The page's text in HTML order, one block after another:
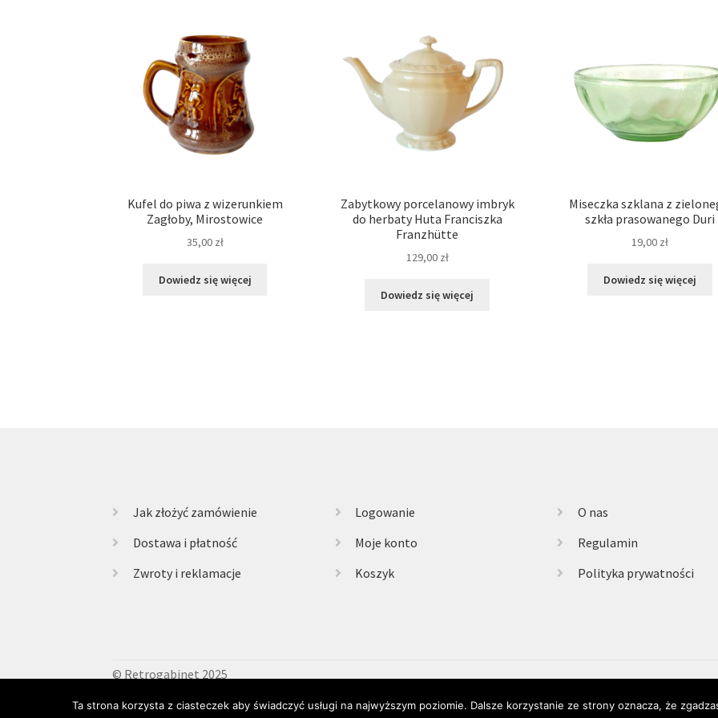
Kufel do piwa z wizerunkiem
Zagłoby, Mirostowice
35,00 zł
Dowiedz się więcej
Zabytkowy porcelanowy imbryk
do herbaty Huta Franciszka
Franzhütte
129,00 zł
Dowiedz się więcej
Miseczka szklana z
szkła prasowanego Duri
19,00 zł
Dowiedz się więcej
Jak złożyć zamówienie
Dostawa i płatność
Zwroty i reklamacje
Logowanie
Moje konto
Koszyk
O nas
Regulamin
Polityka prywatności
© Retrogabinet 2025
Ta strona korzysta z ciasteczek aby świadczyć usługi na najwyższym poziomie. Dalsze korzystanie ze strony oznacza, że